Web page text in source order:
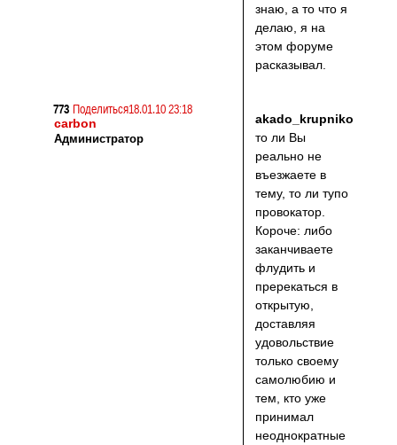
знаю, а то что я
делаю, я на
этом форуме
расказывал.
Поделиться
773
18.01.10 23:18
carbon
Администратор
akado_krupnikova
то ли Вы
реально не
въезжаете в
тему, то ли тупо
провокатор.
Короче: либо
заканчиваете
флудить и
пререкаться в
открытую,
доставляя
удовольствие
только своему
самолюбию и
тем, кто уже
принимал
неоднократные